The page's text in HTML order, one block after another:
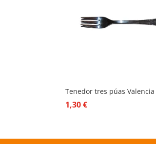
Tenedor tres púas Valencia
1,30€